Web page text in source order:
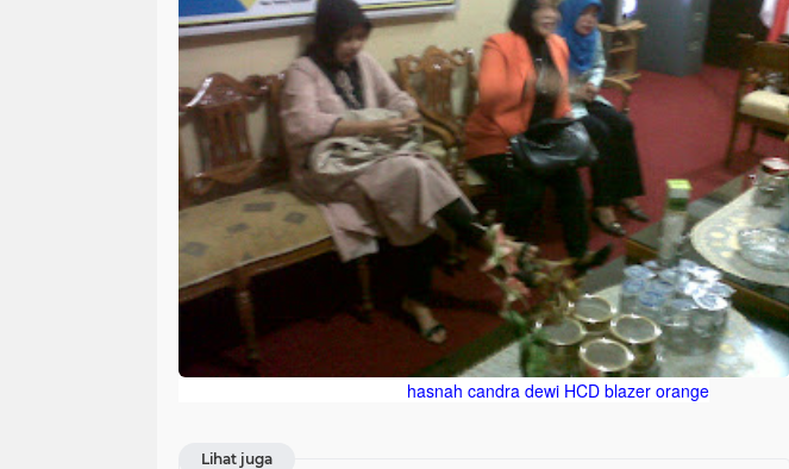
hasnah candra dewi HCD blazer orange
Lihat juga